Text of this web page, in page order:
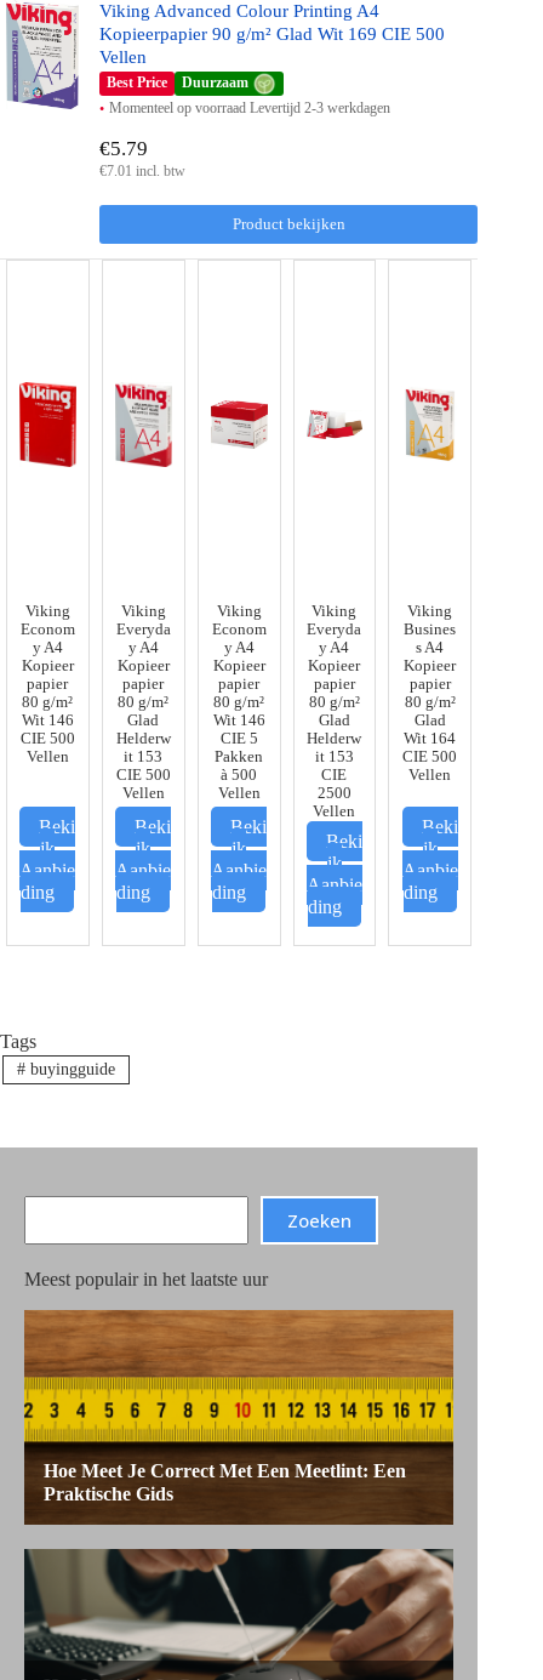
Viking Advanced Colour Printing A4
Kopieerpapier 90 g/m² Glad Wit 169 CIE 500
Vellen
Best Price
Duurzaam
Momenteel op voorraad Levertijd 2-3 werkdagen
Product bekijken
€5.79
€7.01 incl. btw
Viking
Econom
y A4
Kopieer
papier
80 g/m²
Wit 146
CIE 500
Vellen
Beki
jk
Aanbie
ding
Viking
Everyda
y A4
Kopieer
papier
80 g/m²
Glad
Helderw
it 153
CIE 500
Vellen
Beki
jk
Aanbie
ding
Viking
Econom
y A4
Kopieer
papier
80 g/m²
Wit 146
CIE 5
Pakken
à 500
Vellen
Beki
jk
Aanbie
ding
Viking
Everyda
y A4
Kopieer
papier
80 g/m²
Glad
Helderw
it 153
CIE
2500
Vellen
Beki
jk
Aanbie
ding
Viking
Busines
s A4
Kopieer
papier
80 g/m²
Glad
Wit 164
CIE 500
Vellen
Beki
jk
Aanbie
ding
Tags
#buyingguide
Zoeken
Meest populair in het laatste uur